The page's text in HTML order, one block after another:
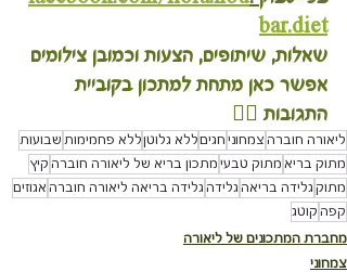
bar.diet
שאלות, שיתופים, הצעות וכמובן צילומים
אפשר כאן מתחת למתכון בקוביית
התגובות 👇🏽
ליאורה חוברה צמחוני חגיםללא גלוטןללא פחמימות שבועות
מתוק בריא מתוק טבעי מתכון בריא של ליאורה חוברה קיץ
מתוק גלידה בריאה גלידה גלידה בריאה ליאורה חוברה אגוזים
קפה קוטג
מחברת המתכונים של ליאורה
צמחוני